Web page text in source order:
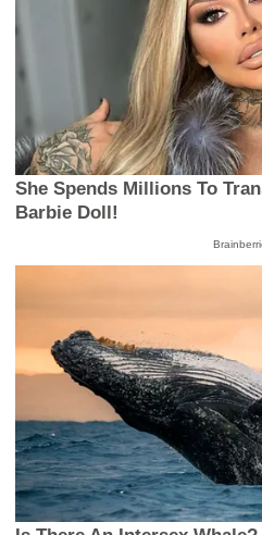
She Spends Millions To
Barbie Doll!